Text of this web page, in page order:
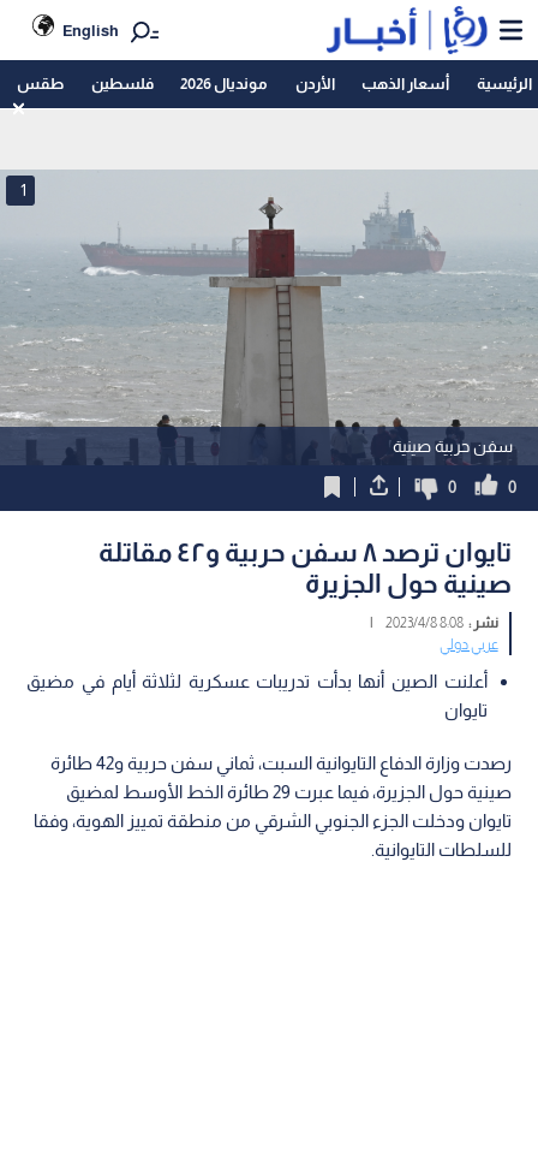
English
الرئيسية أسعار الذهب الأردن مونديال 2026 فلسطين طقس
سفن حربية صينية
1
0
0
تايوان ترصد ٨ سفن حربية و٤٢ مقاتلة
صينية حول الجزيرة
نشر :8:08 2023/4/8
|
عربي دولي
أعلنت الصين أنها بدأت تدريبات عسكرية لثلاثة أيام في مضيق
تايوان
رصدت وزارة الدفاع التايوانية السبت، ثماني سفن حربية و42 طائرة
صينية حول الجزيرة، فيما عبرت 29 طائرة الخط الأوسط لمضيق
تايوان ودخلت الجزء الجنوبي الشرقي من منطقة تمييز الهوية، وفقا
للسلطات التايوانية.